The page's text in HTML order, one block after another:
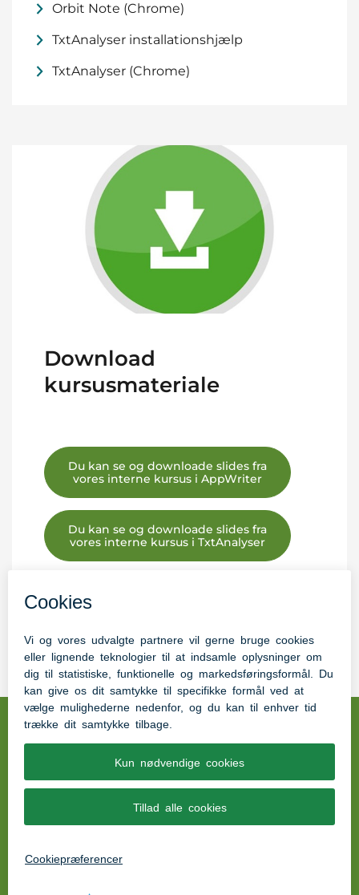
Orbit Note (Chrome)
TxtAnalyser installationshjælp
TxtAnalyser (Chrome)
Download
kursusmateriale
Du kan se og downloade slides fra
vores interne kursus i AppWriter
Du kan se og downloade slides fra
vores interne kursus i TxtAnalyser
Du kan gense webinaret omhandlende
AppWriter fra den 02. september 2024
Pædagogisk UdviklingsCenter Aabenraa (PUC)
Tinglev Midt 2, 6360 Tinglev
EAN: 5798005098805